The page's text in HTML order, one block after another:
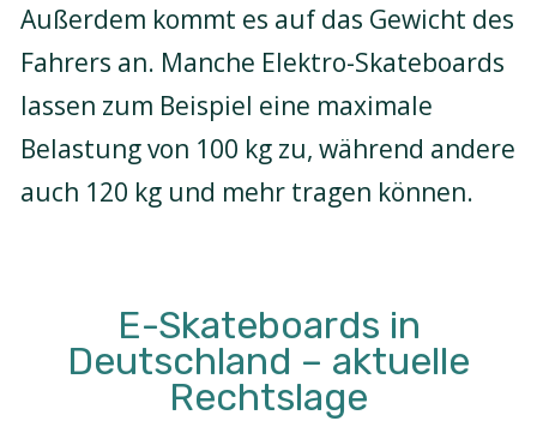
Außerdem kommt es auf das Gewicht des
Fahrers an. Manche Elektro-Skateboards
lassen zum Beispiel eine maximale
Belastung von 100 kg zu, während andere
auch 120 kg und mehr tragen können.
E-Skateboards in
Deutschland – aktuelle
Rechtslage